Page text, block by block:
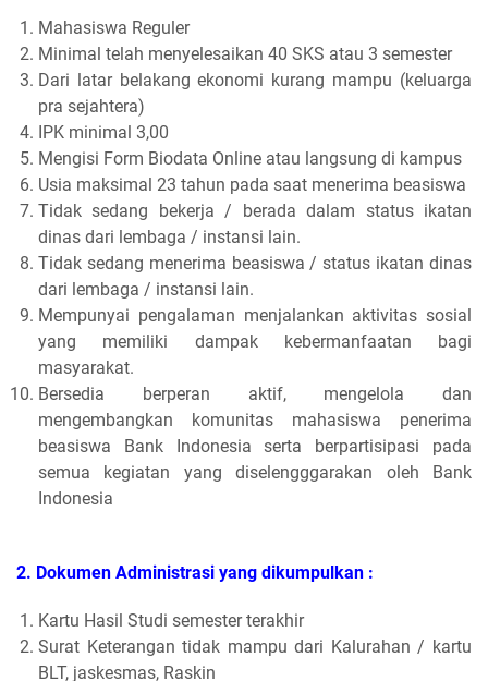
Mahasiswa Reguler
Minimal telah menyelesaikan 40 SKS atau 3 semester
Dari latar belakang ekonomi kurang mampu (keluarga
pra sejahtera)
IPK minimal 3,00
Mengisi Form Biodata Online atau langsung di kampus
Usia maksimal 23 tahun pada saat menerima beasiswa
Tidak sedang bekerja / berada dalam status ikatan
dinas dari lembaga / instansi lain.
Tidak sedang menerima beasiswa / status ikatan dinas
dari lembaga / instansi lain.
Mempunyai pengalaman menjalankan aktivitas sosial
yang memiliki dampak kebermanfaatan bagi
masyarakat.
Bersedia berperan aktif, mengelola dan
mengembangkan komunitas mahasiswa penerima
beasiswa Bank Indonesia serta berpartisipasi pada
semua kegiatan yang diselengggarakan oleh Bank
Indonesia
2. Dokumen Administrasi yang dikumpulkan :
Kartu Hasil Studi semester terakhir
Surat Keterangan tidak mampu dari Kalurahan / kartu
BLT, jaskesmas, Raskin